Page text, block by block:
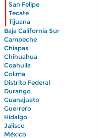
San Felipe
Tecate
Tijuana
Baja California Sur
Campeche
Chiapas
Chihuahua
Coahuila
Colima
Distrito Federal
Durango
Guanajuato
Guerrero
Hidalgo
Jalisco
México